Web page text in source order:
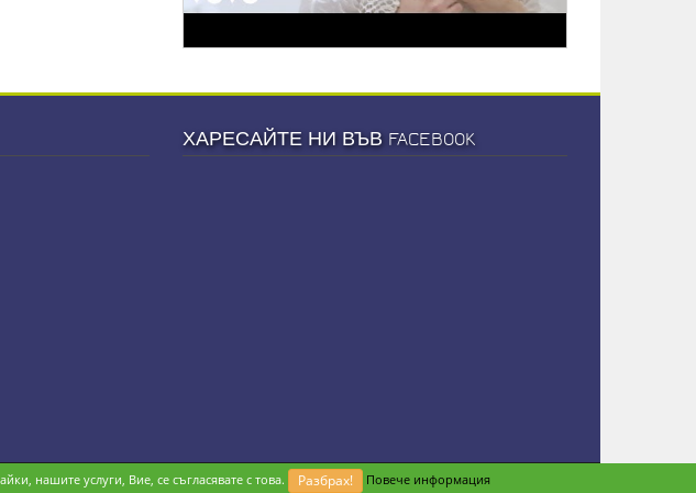
ХАРЕСАЙТЕ НИ ВЪВ FACEBOOK
нашите услуги, Вие, се съгласявате с това. Разбрах! Повече информация